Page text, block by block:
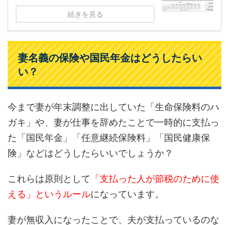
続きを見る
妻名義の保険や国民年金はどうしたらい
い？
今まで妻が年末調整に出していた「生命保険料のハ
ガキ」や、妻が仕事を辞めたことで一時的に支払っ
た「国民年金」「任意継続保険料」「国民健康保
険」などはどうしたらいいでしょうか？
これらは原則として 「支払った人が節税のために使
える」というルールになっています。
妻が無収入になったことで、夫が支払っているのな